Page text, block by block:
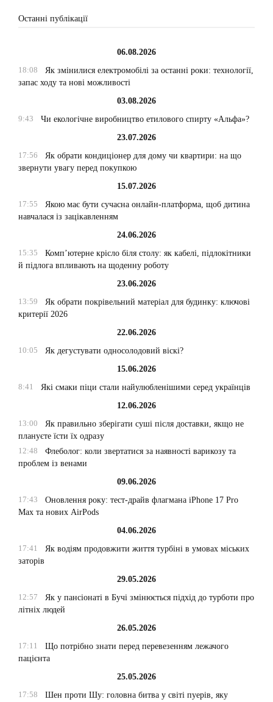
Останні публікації
06.08.2026
18:08
Як змінилися електромобілі за останні роки: технології,
запас ходу та нові можливості
03.08.2026
9:43
Чи екологічне виробництво етилового спирту «Альфа»?
23.07.2026
17:56
Як обрати кондиціонер для дому чи квартири: на що
звернути увагу перед покупкою
15.07.2026
17:55
Якою має бути сучасна онлайн-платформа, щоб дитина
навчалася із зацікавленням
24.06.2026
15:35
Комп’ютерне крісло біля столу: як кабелі, підлокітники
й підлога впливають на щоденну роботу
23.06.2026
13:59
Як обрати покрівельний матеріал для будинку: ключові
критерії 2026
22.06.2026
10:05
Як дегустувати односолодовий віскі?
15.06.2026
8:41
Які смаки піци стали найулюбленішими серед українців
12.06.2026
13:00
Як правильно зберігати суші після доставки, якщо не
плануєте їсти їх одразу
12:48
Флеболог: коли звертатися за наявності варикозу та
проблем із венами
09.06.2026
17:43
Оновлення року: тест-драйв флагмана iPhone 17 Pro
Max та нових AirPods
04.06.2026
17:41
Як водіям продовжити життя турбіні в умовах міських
заторів
29.05.2026
12:57
Як у пансіонаті в Бучі змінюється підхід до турботи про
літніх людей
26.05.2026
17:11
Що потрібно знати перед перевезенням лежачого
пацієнта
25.05.2026
17:58
Шен проти Шу: головна битва у світі пуерів, яку